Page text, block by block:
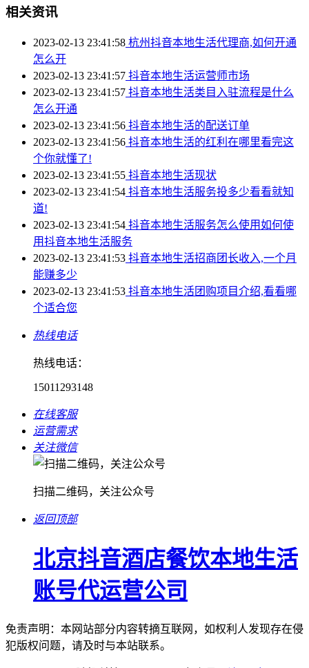
相关资讯
2023-02-13 23:41:58 杭州抖音本地生活代理商,如何开通
怎么开
2023-02-13 23:41:57 抖音本地生活运营师市场
2023-02-13 23:41:57 抖音本地生活类目入驻流程是什么
怎么开通
2023-02-13 23:41:56 抖音本地生活的配送订单
2023-02-13 23:41:56 抖音本地生活的红利在哪里看完这
个你就懂了!
2023-02-13 23:41:55 抖音本地生活现状
2023-02-13 23:41:54 抖音本地生活服务投多少看看就知
道!
2023-02-13 23:41:54 抖音本地生活服务怎么使用如何使
用抖音本地生活服务
2023-02-13 23:41:53 抖音本地生活招商团长收入,一个月
能赚多少
2023-02-13 23:41:53 抖音本地生活团购项目介绍,看看哪
个适合您
热线电话
热线电话：
15011293148
在线客服
运营需求
关注微信
扫描二维码，关注公众号
返回顶部
北京抖音酒店餐饮本地生活
账号代运营公司
免责声明：本网站部分内容转摘互联网，如权利人发现存在侵
犯版权问题，请及时与本站联系。